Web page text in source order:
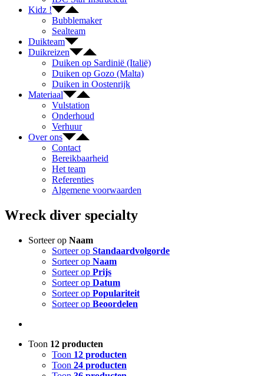
Kidz !
Bubblemaker
Sealteam
Duikteam
Duikreizen
Duiken op Sardinië (Italië)
Duiken op Gozo (Malta)
Duiken in Oostenrijk
Materiaal
Vulstation
Onderhoud
Verhuur
Over ons
Contact
Bereikbaarheid
Het team
Referenties
Algemene voorwaarden
Wreck diver specialty
Sorteer op Naam
Sorteer op Standaardvolgorde
Sorteer op Naam
Sorteer op Prijs
Sorteer op Datum
Sorteer op Populariteit
Sorteer op Beoordelen
Toon 12 producten
Toon 12 producten
Toon 24 producten